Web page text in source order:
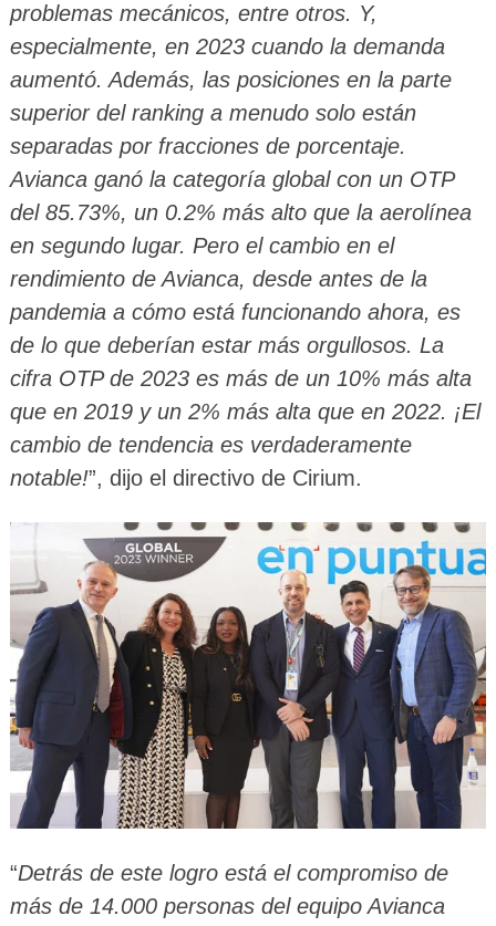
problemas mecánicos, entre otros. Y,
especialmente, en 2023 cuando la demanda
aumentó. Además, las posiciones en la parte
superior del ranking a menudo solo están
separadas por fracciones de porcentaje.
Avianca ganó la categoría global con un OTP
del 85.73%, un 0.2% más alto que la aerolínea
en segundo lugar. Pero el cambio en el
rendimiento de Avianca, desde antes de la
pandemia a cómo está funcionando ahora, es
de lo que deberían estar más orgullosos. La
cifra OTP de 2023 es más de un 10% más alta
que en 2019 y un 2% más alta que en 2022. ¡El
cambio de tendencia es verdaderamente
notable!”, dijo el directivo de Cirium.
“Detrás de este logro está el compromiso de
más de 14.000 personas del equipo Avianca